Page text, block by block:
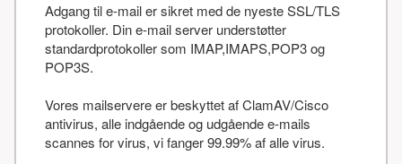
Adgang til e-mail er sikret med de nyeste SSL/TLS
protokoller. Din e-mail server understøtter
standardprotokoller som IMAP,IMAPS,POP3 og
POP3S.
Vores mailservere er beskyttet af ClamAV/Cisco
antivirus, alle indgående og udgående e-mails
scannes for virus, vi fanger 99.99% af alle virus.